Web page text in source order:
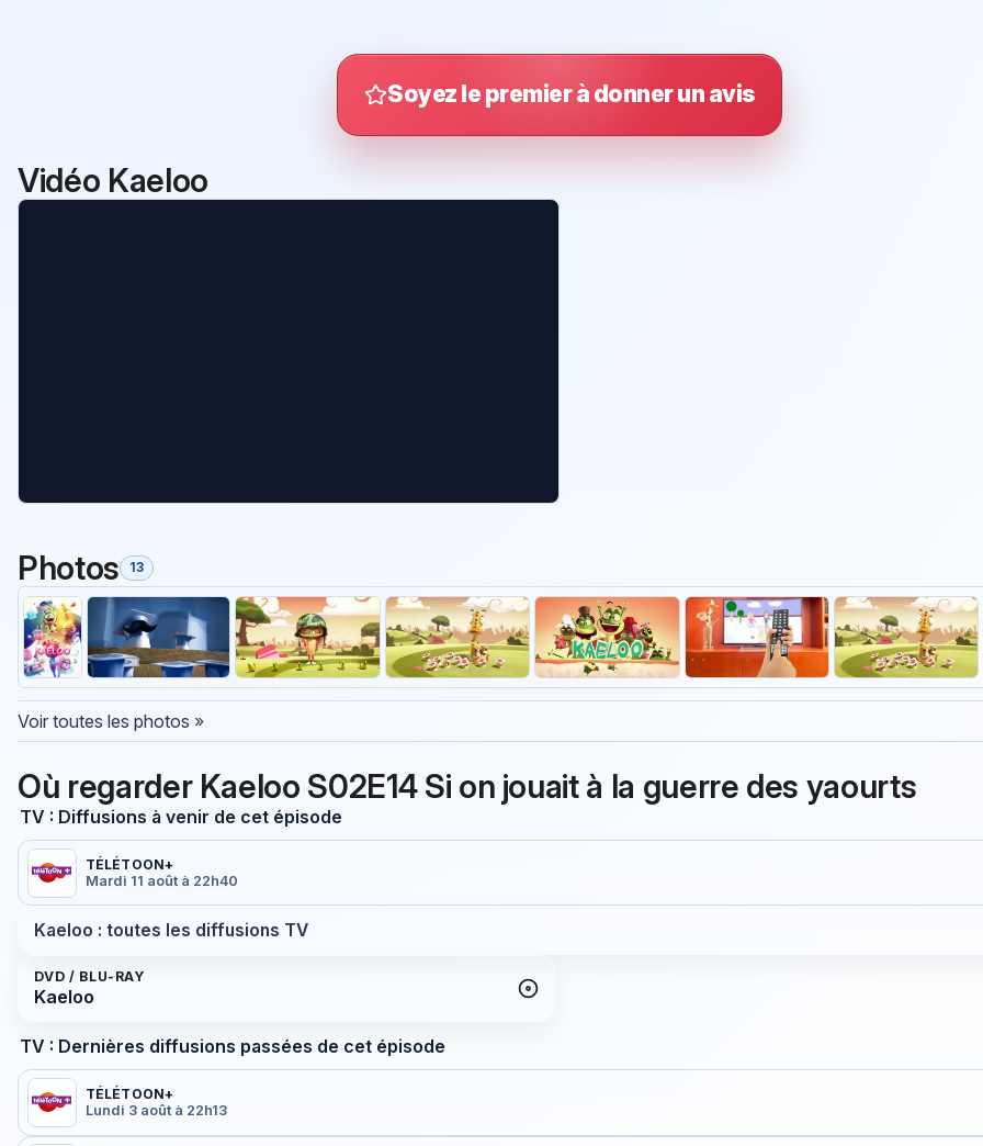
Soyez le premier à donner un avis
Vidéo Kaeloo
Photos 13
Voir toutes les photos »
Où regarder Kaeloo S02E14 Si on jouait à la guerre des yaourts
TV : Diffusions à venir de cet épisode
TÉLÉTOON+
Mardi 11 août à 22h40
Kaeloo : toutes les diffusions TV
DVD / BLU-RAY
Kaeloo
TV : Dernières diffusions passées de cet épisode
TÉLÉTOON+
Lundi 3 août à 22h13